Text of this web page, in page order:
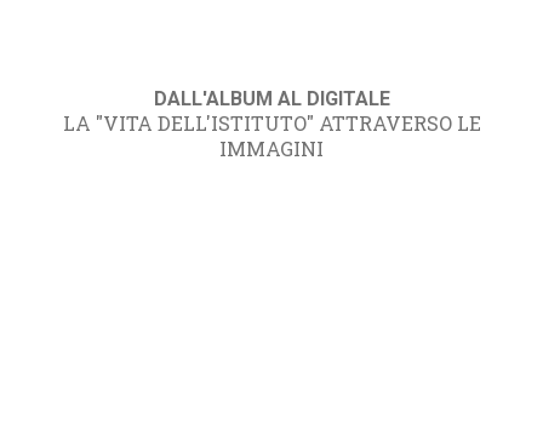
DALL'ALBUM AL DIGITALE
LA "VITA DELL'ISTITUTO" ATTRAVERSO LE
IMMAGINI